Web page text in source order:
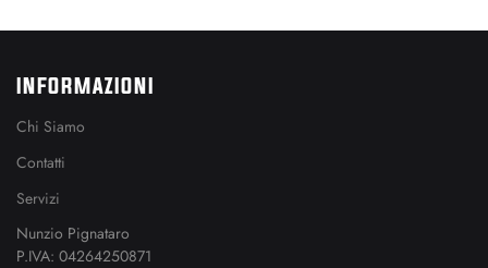
INFORMAZIONI
Chi Siamo
Contatti
Servizi
Nunzio Pignataro
P.IVA: 04264250871